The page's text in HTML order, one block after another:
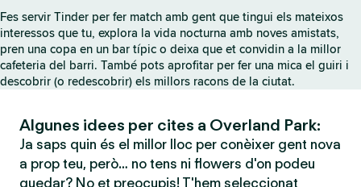
Fes servir Tinder per fer match amb gent que tingui els mateixos
interessos que tu, explora la vida nocturna amb noves amistats,
pren una copa en un bar típic o deixa que et convidin a la millor
cafeteria del barri. També pots aprofitar per fer una mica el guiri i
descobrir (o redescobrir) els millors racons de la ciutat.
Algunes idees per cites a Overland Park:
Ja saps quin és el millor lloc per conèixer gent nova
a prop teu, però… no tens ni flowers d'on podeu
quedar? No et preocupis! T'hem seleccionat